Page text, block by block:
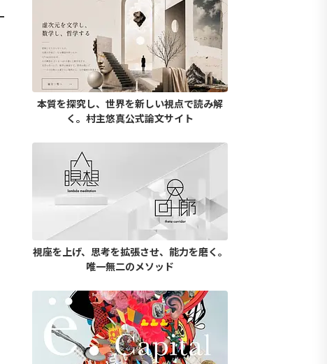
本質を探究し、世界を新しい視点で読み解
く。村主悠真公式論文サイト
視座を上げ、思考を拡張させ、能力を磨く。
唯一無二のメソッド